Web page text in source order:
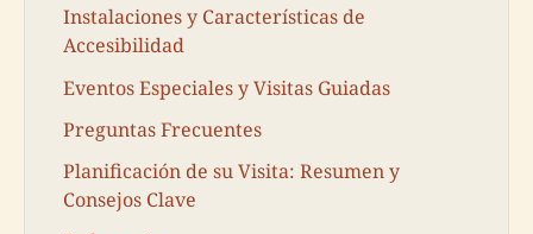
Instalaciones y Características de
Accesibilidad
Eventos Especiales y Visitas Guiadas
Preguntas Frecuentes
Planificación de su Visita: Resumen y
Consejos Clave